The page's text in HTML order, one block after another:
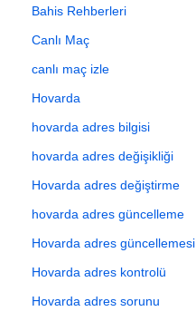
Bahis Rehberleri
Canlı Maç
canlı maç izle
Hovarda
hovarda adres bilgisi
hovarda adres değişikliği
Hovarda adres değiştirme
hovarda adres güncelleme
Hovarda adres güncellemesi
Hovarda adres kontrolü
Hovarda adres sorunu